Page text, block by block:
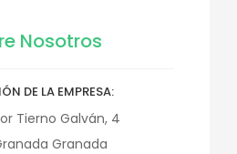
Nosotros
DE LA EMPRESA
Tierno Galván, 4
Granada